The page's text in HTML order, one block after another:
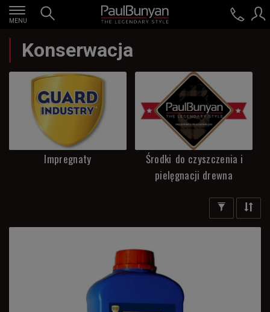
MENU
Konserwacja
Impregnaty Środki do czyszczenia i
pielęgnacji drewna